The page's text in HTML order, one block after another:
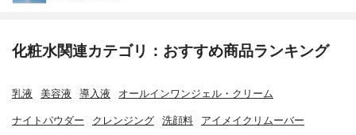
化粧水関連カテゴリ：おすすめ商品ランキング
乳液 美容液 導入液 オールインワンジェル・クリーム
ナイトパウダー クレンジング 洗顔料 アイメイクリムーバー